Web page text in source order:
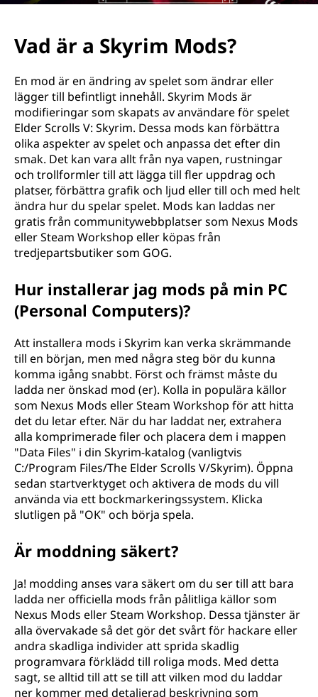
Vad är a Skyrim Mods?
En mod är en ändring av spelet som ändrar eller
lägger till befintligt innehåll. Skyrim Mods är
modifieringar som skapats av användare för spelet
Elder Scrolls V: Skyrim. Dessa mods kan förbättra
olika aspekter av spelet och anpassa det efter din
smak. Det kan vara allt från nya vapen, rustningar
och trollformler till att lägga till fler uppdrag och
platser, förbättra grafik och ljud eller till och med helt
ändra hur du spelar spelet. Mods kan laddas ner
gratis från communitywebbplatser som Nexus Mods
eller Steam Workshop eller köpas från
tredjepartsbutiker som GOG.
Hur installerar jag mods på min PC
(Personal Computers)?
Att installera mods i Skyrim kan verka skrämmande
till en början, men med några steg bör du kunna
komma igång snabbt. Först och främst måste du
ladda ner önskad mod (er). Kolla in populära källor
som Nexus Mods eller Steam Workshop för att hitta
det du letar efter. När du har laddat ner, extrahera
alla komprimerade filer och placera dem i mappen
"Data Files" i din Skyrim-katalog (vanligtvis
C:/Program Files/The Elder Scrolls V/Skyrim). Öppna
sedan startverktyget och aktivera de mods du vill
använda via ett bockmarkeringssystem. Klicka
slutligen på "OK" och börja spela.
Är moddning säkert?
Ja! modding anses vara säkert om du ser till att bara
ladda ner officiella mods från pålitliga källor som
Nexus Mods eller Steam Workshop. Dessa tjänster är
alla övervakade så det gör det svårt för hackare eller
andra skadliga individer att sprida skadlig
programvara förklädd till roliga mods. Med detta
sagt, se alltid till att se till att vilken mod du laddar
ner kommer med detaljerad beskrivning som